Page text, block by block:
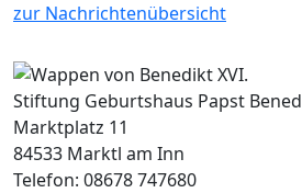
zur Nachrichtenübersicht
Stiftung Geburtshaus Papst
Marktplatz 11
84533 Marktl am Inn
Telefon: 08678 747680